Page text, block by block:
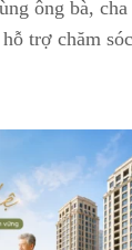
ông bà,
trợ chăm